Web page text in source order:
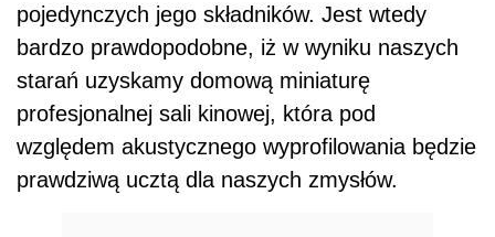
pojedynczych jego składników. Jest wtedy
bardzo prawdopodobne, iż w wyniku naszych
starań uzyskamy domową miniaturę
profesjonalnej sali kinowej, która pod
względem akustycznego wyprofilowania będzie
prawdziwą ucztą dla naszych zmysłów.